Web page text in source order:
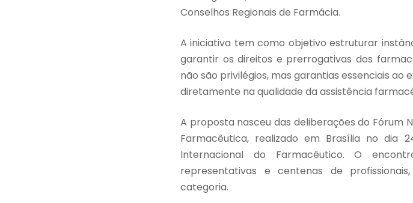
Conselhos Regionais de Farmácia.
A iniciativa tem como objetivo estruturar
garantir os direitos e prerrogativas dos
não são privilégios, mas garantias essenciais
diretamente na qualidade da assistência
A proposta nasceu das deliberações do Fórum
Farmacêutica, realizado em Brasília no dia
Internacional do Farmacêutico. O
representativas e centenas de
categoria.